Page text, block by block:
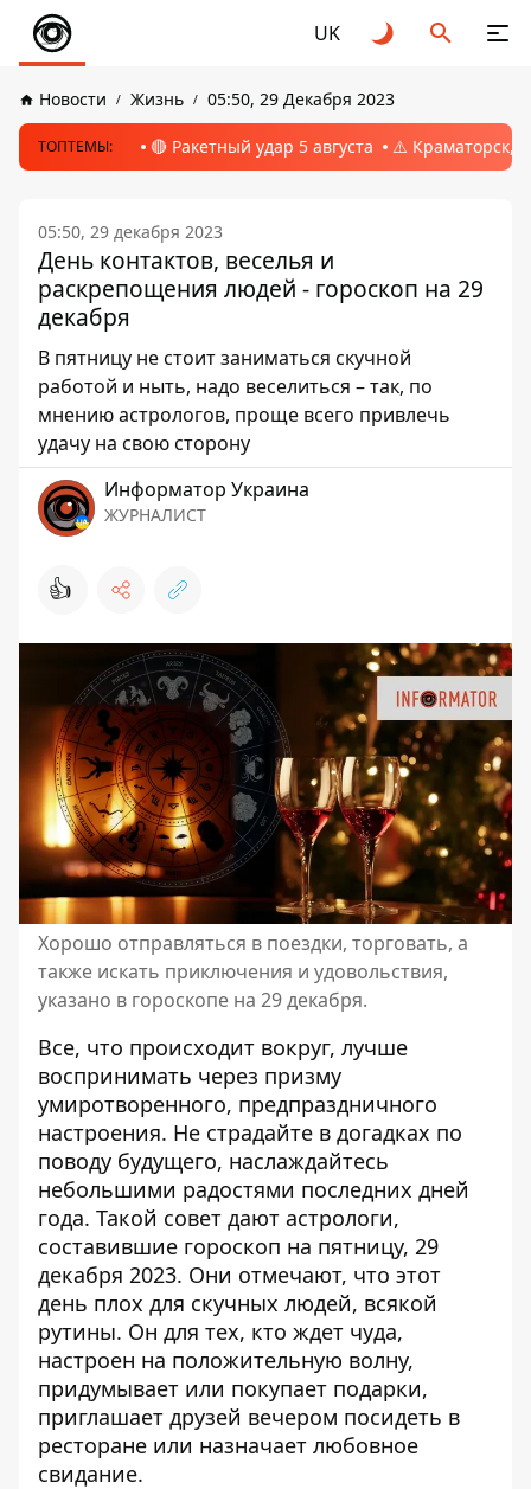
UK
Новости Жизнь 05:50, 29 Декабря 2023
ТОПТЕМЫ: 🔴 Ракетный удар 5 августа ⚠️ Краматорск,
05:50, 29 декабря 2023
День контактов, веселья и
раскрепощения людей - гороскоп на 29
декабря
В пятницу не стоит заниматься скучной
работой и ныть, надо веселиться – так, по
мнению астрологов, проще всего привлечь
удачу на свою сторону
Информатор Украина
ЖУРНАЛИСТ
👍
Хорошо отправляться в поездки, торговать, а
также искать приключения и удовольствия,
указано в гороскопе на 29 декабря.
Все, что происходит вокруг, лучше
воспринимать через призму
умиротворенного, предпраздничного
настроения. Не страдайте в догадках по
поводу будущего, наслаждайтесь
небольшими радостями последних дней
года. Такой совет дают астрологи,
составившие гороскоп на пятницу, 29
декабря 2023. Они отмечают, что этот
день плох для скучных людей, всякой
рутины. Он для тех, кто ждет чуда,
настроен на положительную волну,
придумывает или покупает подарки,
приглашает друзей вечером посидеть в
ресторане или назначает любовное
свидание.